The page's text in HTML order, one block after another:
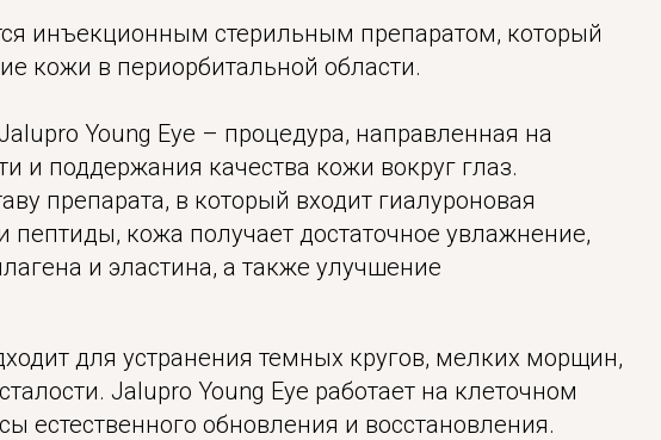
инъекционным стерильным препаратом, который
кожи в периорбитальной области.
Young Eye – процедура, направленная на
и поддержания качества кожи вокруг глаз.
препарата, в который входит гиалуроновая
пептиды, кожа получает достаточное увлажнение,
и эластина, а также улучшение
для устранения темных кругов, мелких морщин,
Jalupro Young Eye работает на клеточном
естественного обновления и восстановления.